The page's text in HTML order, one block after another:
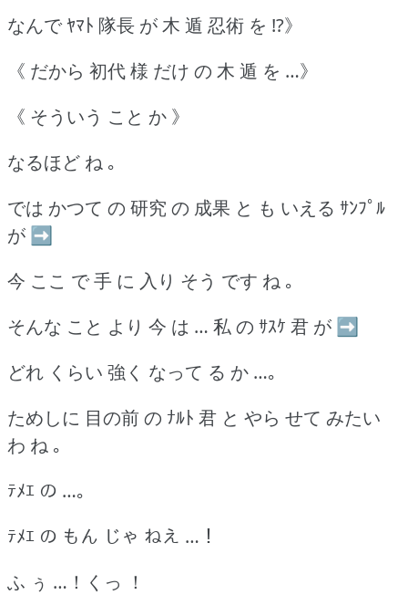
なんで ﾔﾏﾄ 隊長 が 木 遁 忍術 を !?》
《 だから 初代 様 だけ の 木 遁 を …》
《 そういう こと か 》
なるほど ね ｡
では かつて の 研究 の 成果 と も いえる ｻﾝﾌﾟﾙ
が ➡
今 ここ で 手 に 入り そう です ね ｡
そんな こと より 今 は … 私 の ｻｽｹ 君 が ➡
どれ くらい 強く なって る か …｡
ためしに 目の前 の ﾅﾙﾄ 君 と やら せて みたい
わ ね ｡
ﾃﾒｴ の …｡
ﾃﾒｴ の もん じゃ ねえ …！
ふ ぅ …！くっ ！